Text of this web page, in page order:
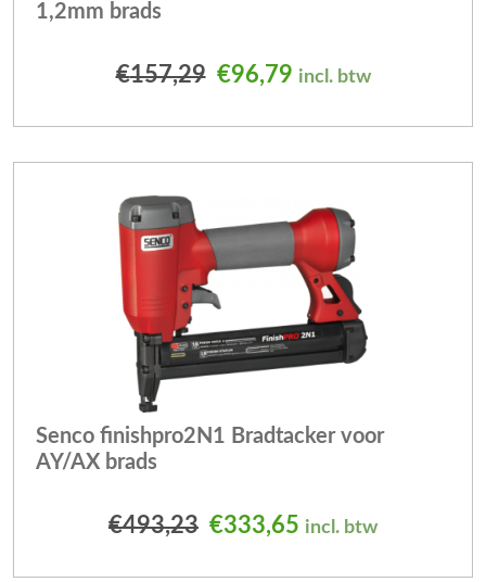
1,2mm brads
€157,29 Oorspronkelijke prijs
€96,79Huidige prijs is:
incl. btw
Senco finishpro2N1 Bradtacker voor
AY/AX brads
€493,23 Oorspronkelijke prijs
€333,65 Huidige prijs is:
incl. btw